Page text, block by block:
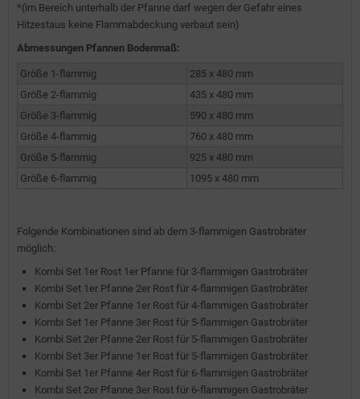
*(im Bereich unterhalb der Pfanne darf wegen der Gefahr eines
Hitzestaus keine Flammabdeckung verbaut sein)
Abmessungen Pfannen Bodenmaß:
Größe 1-flammig
285 x 480 mm
Größe 2-flammig
435 x 480 mm
Größe 3-flammig
590 x 480 mm
Größe 4-flammig
760 x 480 mm
Größe 5-flammig
925 x 480 mm
Größe 6-flammig
1095 x 480 mm
Folgende Kombinationen sind ab dem 3-flammigen Gastrobräter
möglich:
Kombi Set 1er Rost 1er Pfanne für 3-flammigen Gastrobräter
Kombi Set 1er Pfanne 2er Rost für 4-flammigen Gastrobräter
Kombi Set 2er Pfanne 1er Rost für 4-flammigen Gastrobräter
Kombi Set 1er Pfanne 3er Rost für 5-flammigen Gastrobräter
Kombi Set 2er Pfanne 2er Rost für 5-flammigen Gastrobräter
Kombi Set 3er Pfanne 1er Rost für 5-flammigen Gastrobräter
Kombi Set 1er Pfanne 4er Rost für 6-flammigen Gastrobräter
Kombi Set 2er Pfanne 3er Rost für 6-flammigen Gastrobräter